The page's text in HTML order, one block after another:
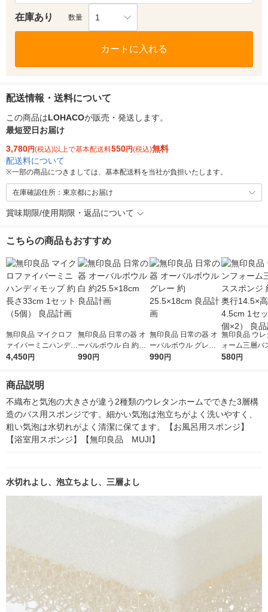
在庫あり 数量 1
カートに入れる
配送情報・送料について
この商品はLOHACOが販売・発送します。
最短翌日お届け
3,780円(税込)以上で基本配送料550円(税込)無料
配送料について
※一部の商品につきましては、基本配送料を当社が負担いたします。
在庫確認住所：東京都にお届け
賞味期限/使用期限・返品について
こちらの商品もおすすめ
無印良品 マイクロフ
ァイバーミニハンディ
モップ 約長さ33cm 1
4,450円
無印良品 日常の器 オ
ーバルボウル 白 約25.
5×18cm 良品計画
990円
無印良品 日常の器 オ
ーバルボウル グレー
約25.5×18cm 良品計
990円
無印良品 ウレ
ォーム三層バ
ジ 約幅7×奥
580円
商品説明
不織布と気泡の大きさが違う2種類のウレタンホームでできた3層構
造のバス用スポンジです。細かい気泡は泡立ちがよく洗いやすく、
粗い気泡は水切れがよく清潔に保てます。【お風呂用スポンジ】
【浴室用スポンジ】【無印良品　MUJI】
水切れよし、泡立ちよし、三層よし